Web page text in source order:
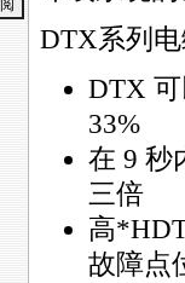
DTX系列
DTX
33%
在 9 秒
三倍
高*
故障点